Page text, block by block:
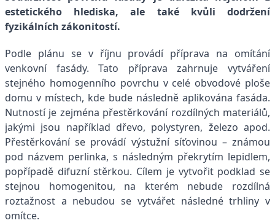
estetického hlediska, ale také kvůli dodržení
fyzikálních zákonitostí.
Podle plánu se v říjnu provádí příprava na omítání
venkovní fasády. Tato příprava zahrnuje vytváření
stejného homogenního povrchu v celé obvodové ploše
domu v místech, kde bude následně aplikována fasáda.
Nutností je zejména přestěrkování rozdílných materiálů,
jakými jsou například dřevo, polystyren, železo apod.
Přestěrkování se provádí výstužní síťovinou – známou
pod názvem perlinka, s následným překrytím lepidlem,
popřípadě difuzní stěrkou. Cílem je vytvořit podklad se
stejnou homogenitou, na kterém nebude rozdílná
roztažnost a nebudou se vytvářet následné trhliny v
omítce.